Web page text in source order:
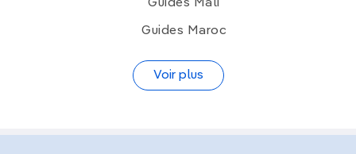
Guides Mali
Guides Maroc
Voir plus